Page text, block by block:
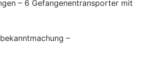
– 6 Gefangenentransporter mit
–